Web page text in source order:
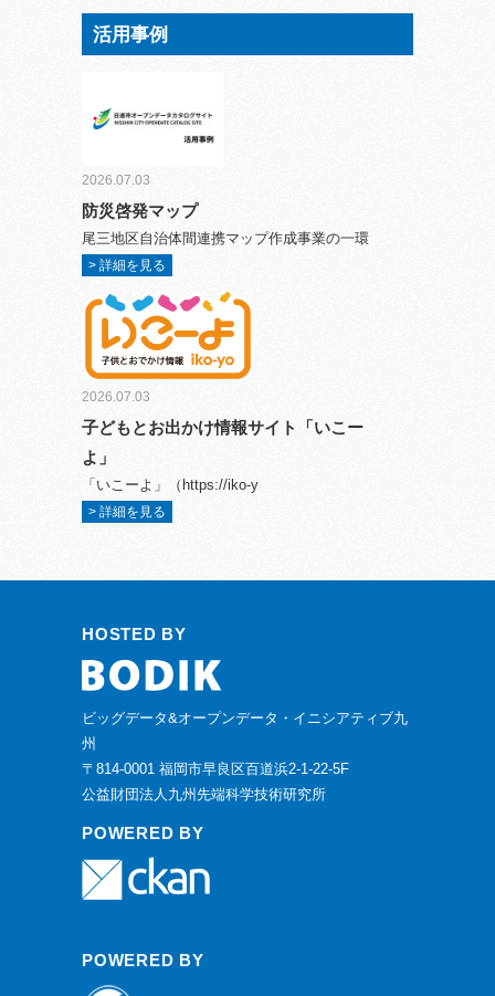
活用事例
2026.07.03
防災啓発マップ
尾三地区自治体間連携マップ作成事業の一環
> 詳細を見る
2026.07.03
子どもとお出かけ情報サイト「いこー
よ」
「いこーよ」（https://iko-y
> 詳細を見る
HOSTED BY
ビッグデータ&オープンデータ・イニシアティブ九
州
〒814-0001 福岡市早良区百道浜2-1-22-5F
公益財団法人九州先端科学技術研究所
POWERED BY
POWERED BY